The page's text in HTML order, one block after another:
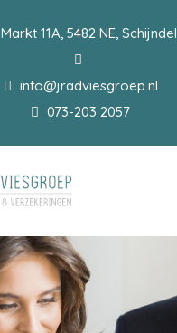
Markt 11A, 5482 NE, Schijndel
info@jradviesgroep.nl
073-203 2057